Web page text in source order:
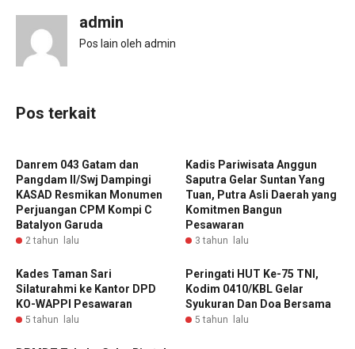
admin
Pos lain oleh admin
Pos terkait
Danrem 043 Gatam dan
Pangdam II/Swj Dampingi
KASAD Resmikan Monumen
Perjuangan CPM Kompi C
Batalyon Garuda
2 tahun lalu
Kadis Pariwisata Anggun
Saputra Gelar Suntan Yang
Tuan, Putra Asli Daerah yang
Komitmen Bangun
Pesawaran
3 tahun lalu
Kades Taman Sari
Silaturahmi ke Kantor DPD
KO-WAPPI Pesawaran
5 tahun lalu
Peringati HUT Ke-75 TNI,
Kodim 0410/KBL Gelar
Syukuran Dan Doa Bersama
5 tahun lalu